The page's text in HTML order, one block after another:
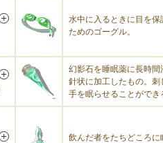
水中に入るときに目を保
ためのゴーグル。
幻影石を睡眠薬に長時間
針状に加工したもの。刺
手を眠らせることができ
飲んだ者をたちどころに